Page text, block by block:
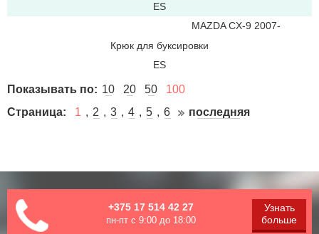
ES
MAZDA CX-9 2007-
Крюк для буксировки
ES
Показывать по: 10 20 50
100
Страница:
1 2 3 4 5 6 последняя
+375 17 514 42 27
пн-пт с 9:00 до 18:00
Узнать
больше